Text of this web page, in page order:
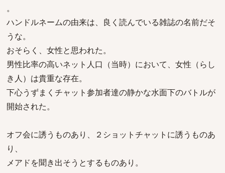
。
ハンドルネームの由来は、良く読んでいる雑誌の名前だそ
うな。
おそらく、女性と思われた。
男性比率の高いネット人口（当時）において、女性（らし
き人）は貴重な存在。
下心うずまくチャット参加者達の静かな水面下のバトルが
開始された。
オフ会に誘うものあり、２ショットチャットに誘うものあ
り、
メアドを聞き出そうとするものあり。